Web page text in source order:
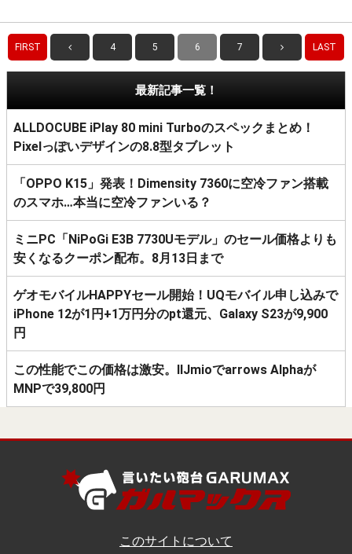
FIRST 4 5 6 7 LAST
最新記事一覧！
ALLDOCUBE iPlay 80 mini Turboのスペックまとめ！
Pixelっぽいデザインの8.8型タブレット
「OPPO K15」発表！Dimensity 7360に空冷ファン搭載
のスマホ…本当に空冷ファンいる？
ミニPC「NiPoGi E3B 7730Uモデル」のセール価格よりも
安くなるクーポン配布。8月13日まで
ゲオモバイルHAPPYセール開始！UQモバイル申し込みで
iPhone 12が1円+1万円分のpt還元、Galaxy S23が9,900
円
この性能でこの価格は激安。IIJmioでarrows Alphaが
MNPで39,800円
このサイトについて